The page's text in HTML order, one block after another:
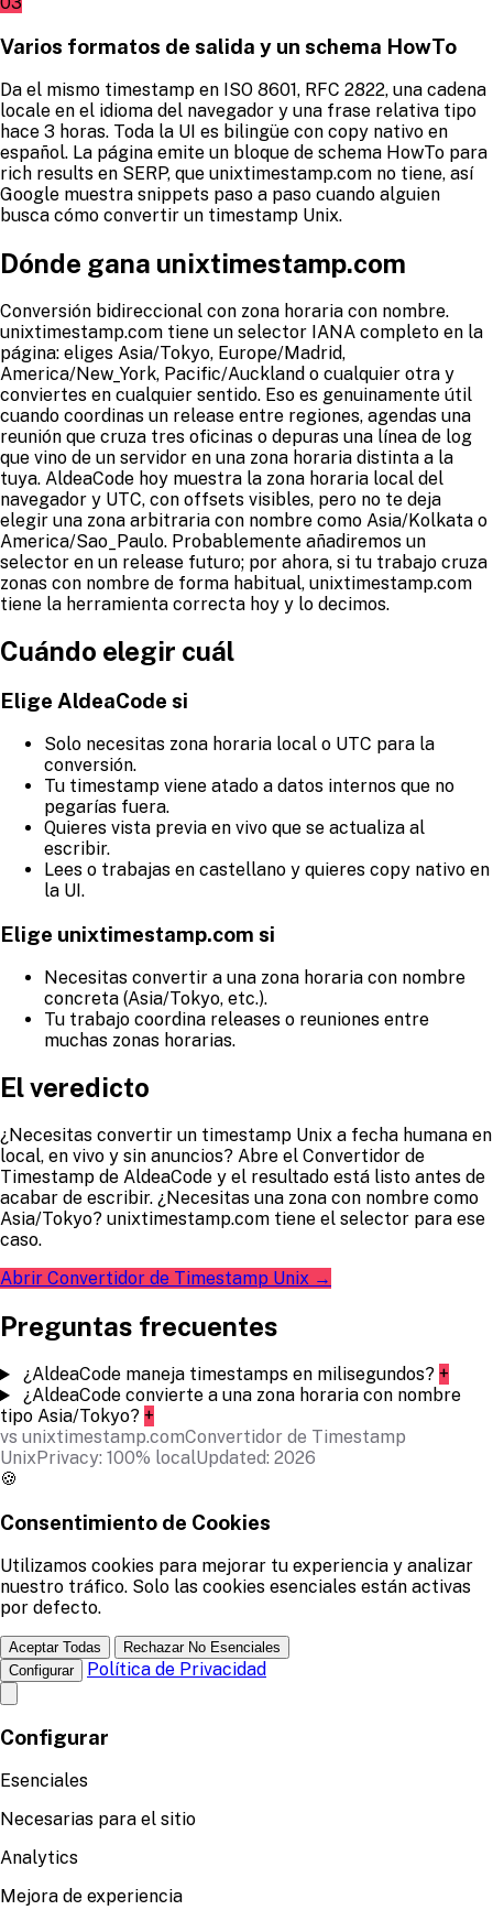
Varios formatos de salida y un schema HowTo
Da el mismo timestamp en ISO 8601, RFC 2822, una cadena
locale en el idioma del navegador y una frase relativa tipo
hace 3 horas. Toda la UI es bilingüe con copy nativo en
español. La página emite un bloque de schema HowTo para
rich results en SERP, que unixtimestamp.com no tiene, así
Google muestra snippets paso a paso cuando alguien
busca cómo convertir un timestamp Unix.
Dónde gana unixtimestamp.com
Conversión bidireccional con zona horaria con nombre.
unixtimestamp.com tiene un selector IANA completo en la
página: eliges Asia/Tokyo, Europe/Madrid,
America/New_York, Pacific/Auckland o cualquier otra y
conviertes en cualquier sentido. Eso es genuinamente útil
cuando coordinas un release entre regiones, agendas una
reunión que cruza tres oficinas o depuras una línea de log
que vino de un servidor en una zona horaria distinta a la
tuya. AldeaCode hoy muestra la zona horaria local del
navegador y UTC, con offsets visibles, pero no te deja
elegir una zona arbitraria con nombre como Asia/Kolkata o
America/Sao_Paulo. Probablemente añadiremos un
selector en un release futuro; por ahora, si tu trabajo cruza
zonas con nombre de forma habitual, unixtimestamp.com
tiene la herramienta correcta hoy y lo decimos.
Cuándo elegir cuál
Elige AldeaCode si
Solo necesitas zona horaria local o UTC para la
conversión.
Tu timestamp viene atado a datos internos que no
pegarías fuera.
Quieres vista previa en vivo que se actualiza al
escribir.
Lees o trabajas en castellano y quieres copy nativo en
la UI.
Elige unixtimestamp.com si
Necesitas convertir a una zona horaria con nombre
concreta (Asia/Tokyo, etc.).
Tu trabajo coordina releases o reuniones entre
muchas zonas horarias.
El veredicto
¿Necesitas convertir un timestamp Unix a fecha humana en
local, en vivo y sin anuncios? Abre el Convertidor de
Timestamp de AldeaCode y el resultado está listo antes de
acabar de escribir. ¿Necesitas una zona con nombre como
Asia/Tokyo? unixtimestamp.com tiene el selector para ese
caso.
Abrir Convertidor de Timestamp Unix →
Preguntas frecuentes
¿AldeaCode maneja timestamps en milisegundos? +
¿AldeaCode convierte a una zona horaria con nombre
tipo Asia/Tokyo? +
vs unixtimestamp.comConvertidor de Timestamp
UnixPrivacy: 100% localUpdated: 2026
🍪
Consentimiento de Cookies
Utilizamos cookies para mejorar tu experiencia y analizar
nuestro tráfico. Solo las cookies esenciales están activas
por defecto.
Aceptar Todas
Rechazar No Esenciales
Configurar
Política de Privacidad
Configurar
Esenciales
Necesarias para el sitio
Analytics
Mejora de experiencia